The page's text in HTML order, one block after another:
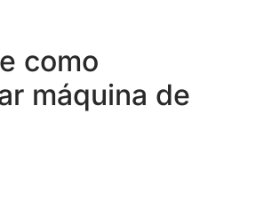
como
máquina de